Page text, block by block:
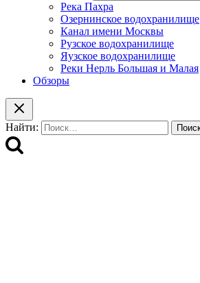
Река Пахра
Озернинское водохранилище
Канал имени Москвы
Рузское водохранилище
Яузское водохранилище
Реки Нерль Большая и Малая
Обзоры
Найти: